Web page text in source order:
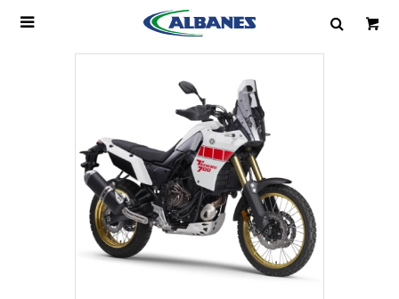

tengamos stock disponible.
Correo electrónico